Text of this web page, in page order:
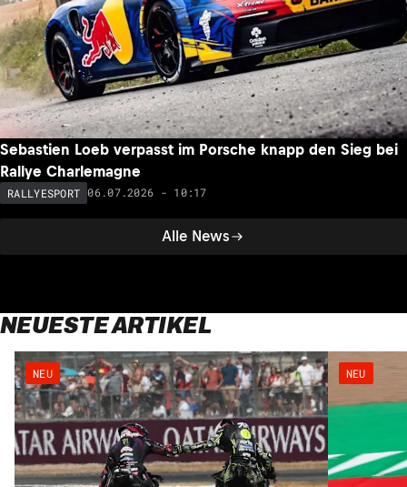
Alle News
Sebastien Loeb verpasst im Porsche knapp den Sieg bei
Rallye Charlemagne
RALLYESPORT 06.07.2026 - 10:17
NEUESTE ARTIKEL
NEU NEU